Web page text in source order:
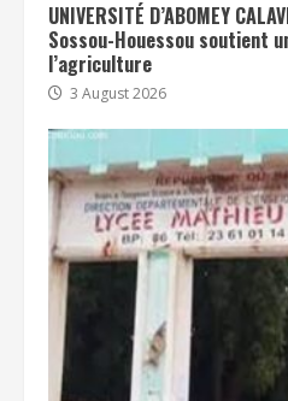
UNIVERSITÉ D’ABOMEY
Sossou-Houessou soutient
l’agriculture
3 August 2026